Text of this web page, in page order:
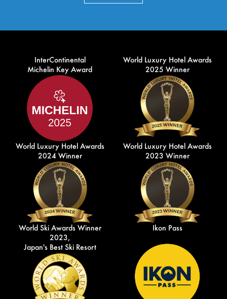
InterContinental
Michelin Key Award
World Luxury Hotel Awards
2025 Winner
World Luxury Hotel Awards
2024 Winner
World Luxury Hotel Awards
2023 Winner
World Ski Awards Winner
2023,
Japan's Best Ski Resort
Ikon Pass